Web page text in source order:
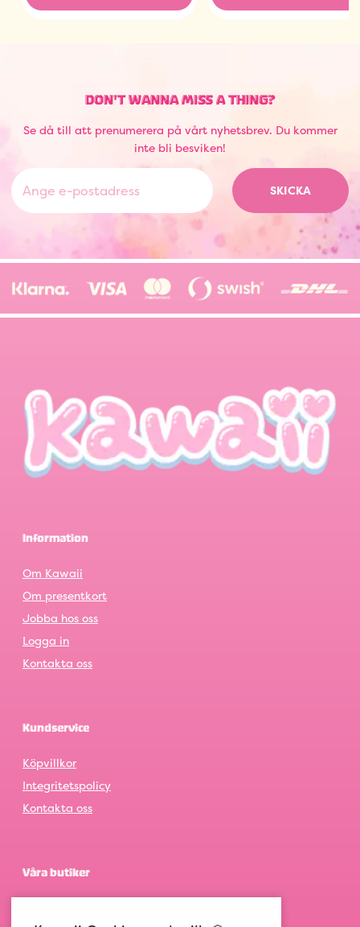
DON'T WANNA MISS A THING?
Se då till att prenumerera på vårt nyhetsbrev. Du kommer
inte bli besviken!
SKICKA
Information
Om Kawaii
Om presentkort
Jobba hos oss
Logga in
Kontakta oss
Kundservice
Köpvillkor
Integritetspolicy
Kontakta oss
Våra butiker